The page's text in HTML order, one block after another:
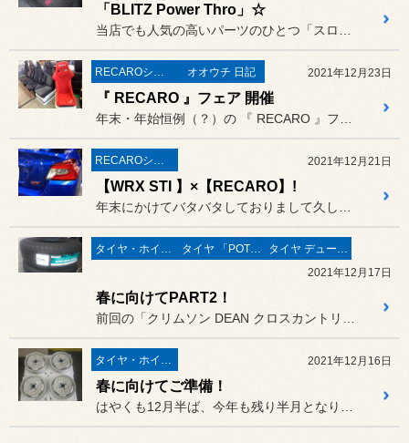
「BLITZ Power Thro」☆
RECAROシート オオウチ 日記 2021年12月23日
『 RECARO 』フェア 開催
RECAROシート 2021年12月21日
【WRX STI 】×【RECARO】!
タイヤ・ホイール タイヤ 「POTENZA」
タイヤ デューラー／アレンザ
2021年12月17日
春に向けてPART2！
タイヤ・ホイール 2021年12月16日
春に向けてご準備！